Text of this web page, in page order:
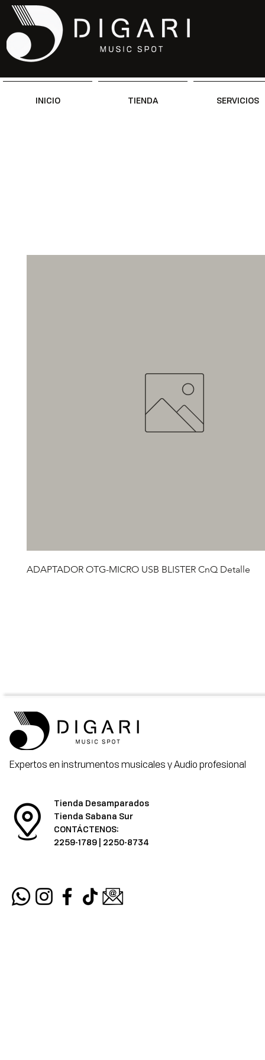
INICIO TIENDA SERVICIOS
ADAPTADOR OTG-MICRO USB BLISTER CnQ Detalle
Expertos en instrumentos musicales y Audio profesional
Tienda Desamparados
Tienda Sabana Sur
CONTÁCTENOS:
2259-1789 | 2250-8734